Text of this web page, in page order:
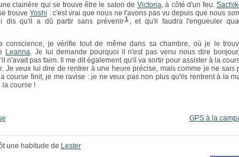
clairière qui se trouve être le salon de Victoria, à côté d'un feu.
trouve Yoshi : c'est vrai que nous ne l'avons pas vu depuis que nous
dis qu'il a dû partir sans prévenir 1 , et qu'il faudra l'engueuler
conscience, je vérifie tout de même dans sa chambre, où je le
Leanna. Je lui demande pourquoi il n'est pas venu nous dire
n'avait pas faim. Il me dit également qu'il va sortir pour assister à la
Je veux lui dire de rentrer à une heure précise, mais comme je ne sais
course finit, je me ravise : je ne veux pas non plus qu'ils rentrent à la
la course !
GPS à la
une habitude de Lester